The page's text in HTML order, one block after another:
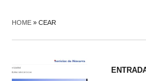
HOME » CEAR